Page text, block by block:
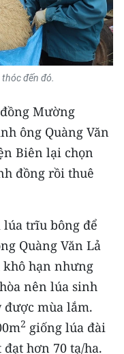
đến đó.
Mường
ông Quàng Văn
Biên lại chọn
đồng rồi thuê
lúa trĩu bông để
Quàng Văn Lả
hạn nhưng
nên lúa sinh
mùa lắm.
2 giống lúa đài
hơn 70 tạ/ha.